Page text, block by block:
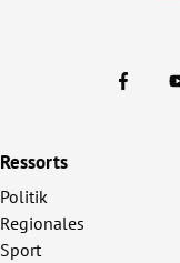
Ressorts
Politik
Regionales
Sport